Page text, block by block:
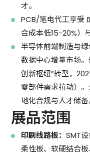
才。
PCB/笔电代工享受
合成本低15-20%）
半导体前端制造与
数据中心增量市场
创新枢纽”转型，
零部件需求拉动）
地化合规与人才储备
展品范围
印刷线路板：SMT
柔性板、软硬结合